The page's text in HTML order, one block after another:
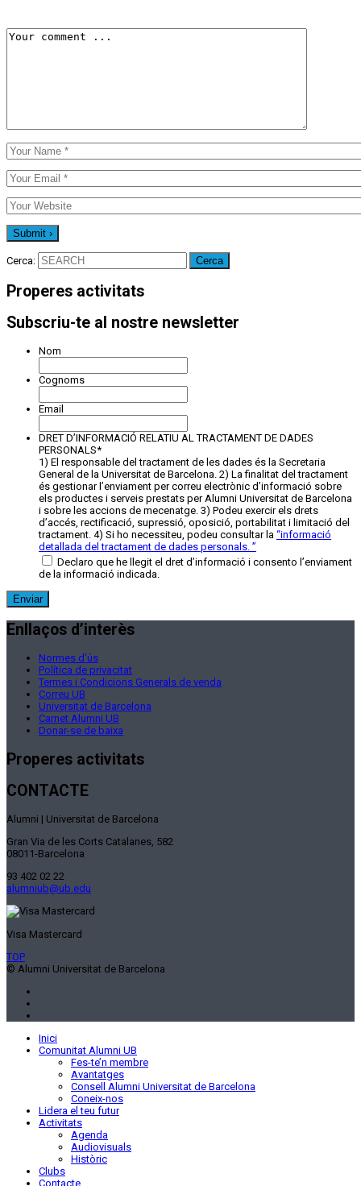
Cerca:
Properes activitats
Subscriu-te al nostre newsletter
Nom
Cognoms
Email
DRET D’INFORMACIÓ RELATIU AL TRACTAMENT DE DADES
PERSONALS*
1) El responsable del tractament de les dades és la Secretaria
General de la Universitat de Barcelona. 2) La finalitat del tractament
és gestionar l’enviament per correu electrònic d’informació sobre
els productes i serveis prestats per Alumni Universitat de Barcelona
i sobre les accions de mecenatge. 3) Podeu exercir els drets
d’accés, rectificació, supressió, oposició, portabilitat i limitació del
tractament. 4) Si ho necessiteu, podeu consultar la “informació
detallada del tractament de dades personals. ”
Declaro que he llegit el dret d’informació i consento l’enviament
de la informació indicada.
Enllaços d’interès
Normes d’ús
Política de privacitat
Termes i Condicions Generals de venda
Correu UB
Universitat de Barcelona
Carnet Alumni UB
Donar-se de baixa
Properes activitats
CONTACTE
Alumni | Universitat de Barcelona
Gran Via de les Corts Catalanes, 582
08011-Barcelona
93 402 02 22
alumniub@ub.edu
Visa Mastercard
TOP
© Alumni Universitat de Barcelona
Inici
Comunitat Alumni UB
Fes-te’n membre
Avantatges
Consell Alumni Universitat de Barcelona
Coneix-nos
Lidera el teu futur
Activitats
Agenda
Audiovisuals
Històric
Clubs
Contacte